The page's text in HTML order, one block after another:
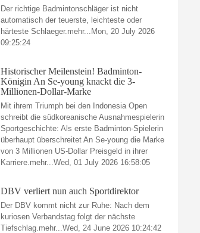
Der richtige Badmintonschläger ist nicht
automatisch der teuerste, leichteste oder
härteste Schlaeger.mehr...Mon, 20 July 2026
09:25:24
Historischer Meilenstein! Badminton-
Königin An Se-young knackt die 3-
Millionen-Dollar-Marke
Mit ihrem Triumph bei den Indonesia Open
schreibt die südkoreanische Ausnahmespielerin
Sportgeschichte: Als erste Badminton-Spielerin
überhaupt überschreitet An Se-young die Marke
von 3 Millionen US-Dollar Preisgeld in ihrer
Karriere.mehr...Wed, 01 July 2026 16:58:05
DBV verliert nun auch Sportdirektor
Der DBV kommt nicht zur Ruhe: Nach dem
kuriosen Verbandstag folgt der nächste
Tiefschlag.mehr...Wed, 24 June 2026 10:24:42